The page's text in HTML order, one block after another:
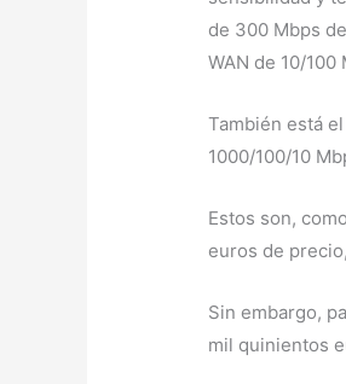
de 300 Mbps
WAN de 10/
También está
1000/100/10
Estos son,
euros de
Sin embargo,
mil quinientos